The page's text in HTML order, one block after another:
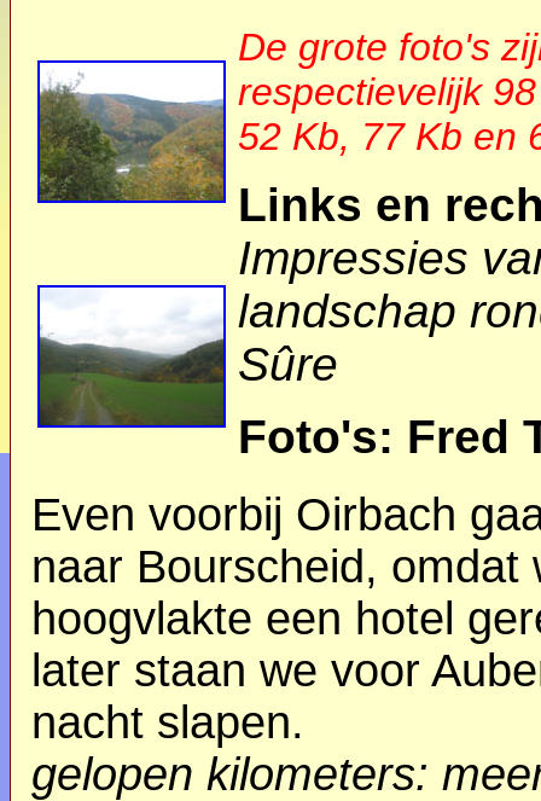
De grote foto's
respectievelijk
52 Kb, 77 Kb en
Links en
Impressies
landschap
Sûre
Foto's: Fred
Even voorbij Oirbach
naar Bourscheid,
hoogvlakte een hotel
later staan we voor
nacht slapen.
gelopen kilometers: